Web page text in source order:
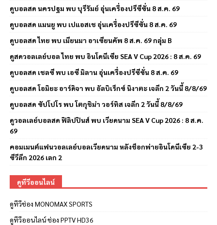
ดูบอลสด นครปฐม พบ บุรีรัมย์ อุ่นเครื่องปรีซีซั่น 8 ส.ค. 69
ดูบอลสด แมนยู พบ เปแอสเช อุ่นเครื่องปรีซีซั่น 8 ส.ค. 69
ดูบอลสด ไทย พบ เมียนมา อาเซียนคัพ 8 ส.ค. 69 กลุ่ม B
ดูสดวอลเลย์บอล ไทย พบ อินโดนีเซีย SEA V Cup 2026 : 8 ส.ค. 69
ดูบอลสด เชลซี พบ เอซี มิลาน อุ่นเครื่องปรีซีซั่น 8 ส.ค. 69
ดูบอลสด โอมิยะ อาร์ดิจา พบ อัลบิเร็กซ์ นิงาตะ เจลีก 2 วันนี้ 8/8/69
ดูบอลสด ซัปโปโร พบ โตกุชิม่า วอร์ทิส เจลีก 2 วันนี้ 8/8/69
ดูวอลเลย์บอลสด ฟิลิปปินส์ พบ เวียดนาม SEA V Cup 2026 : 8 ส.ค.
69
คอมเมนต์แฟนวอลเลย์บอลเวียดนาม หลังช็อกพ่ายอินโดนีเซีย 2-3
ซีวีลีก 2026 เลก 2
ดูทีวีออนไลน์
ดูทีวีช่อง MONOMAX SPORTS
ดูทีวีออนไลน์ ช่อง PPTV HD36